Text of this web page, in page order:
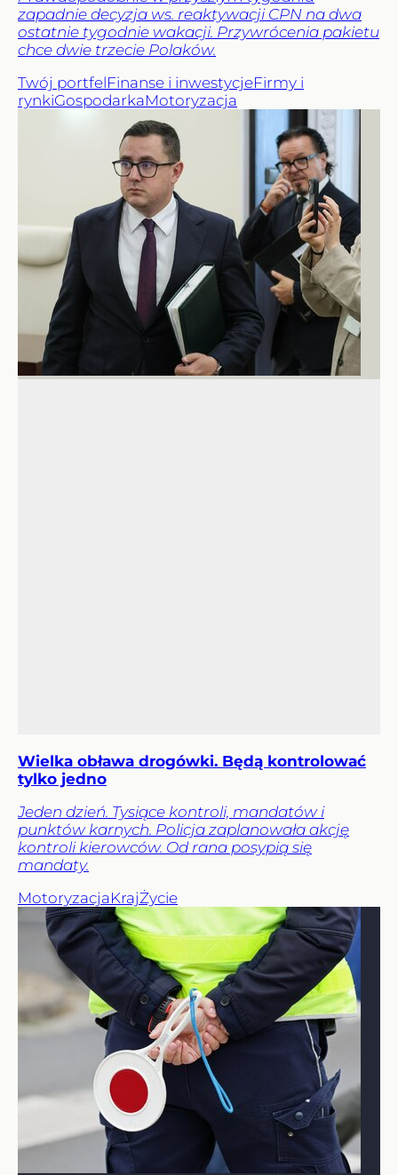
zapadnie decyzja ws. reaktywacji CPN na dwa
ostatnie tygodnie wakacji. Przywrócenia pakietu
chce dwie trzecie Polaków.
Twój portfelFinanse i inwestycjeFirmy i
rynkiGospodarkaMotoryzacja
Wielka obława drogówki. Będą kontrolować
tylko jedno
Jeden dzień. Tysiące kontroli, mandatów i
punktów karnych. Policja zaplanowała akcję
kontroli kierowców. Od rana posypią się
mandaty.
MotoryzacjaKrajŻycie